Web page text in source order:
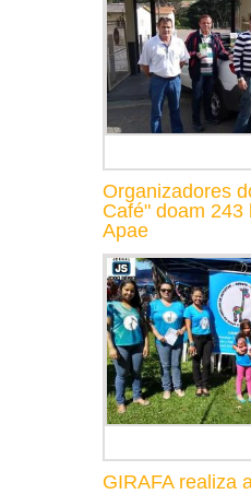
Organizadores
Café" doam 243
Apae
GIRAFA realiza